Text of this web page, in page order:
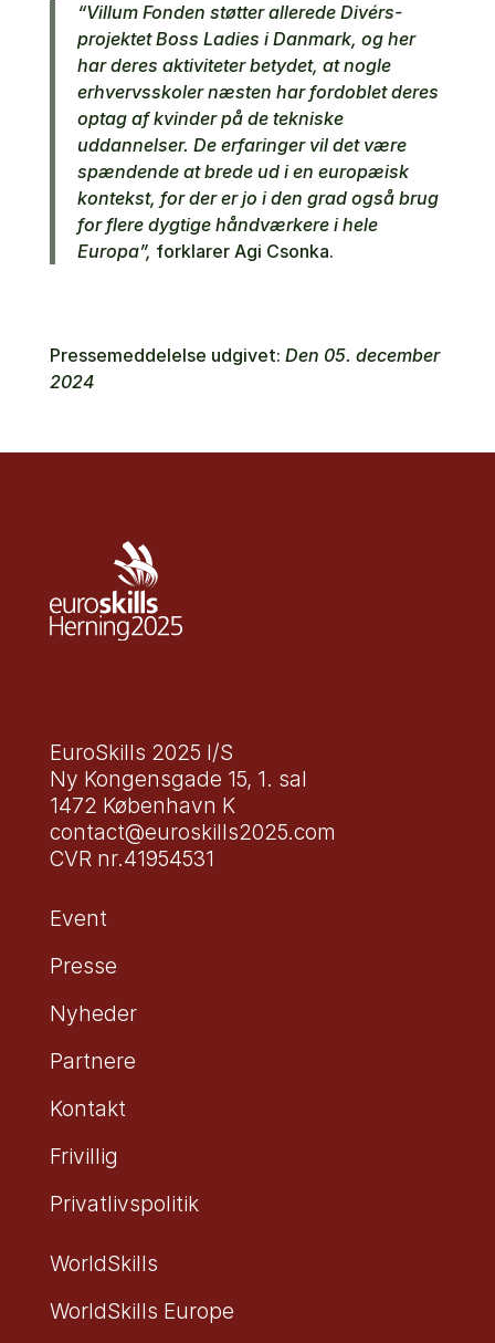
“Villum Fonden støtter allerede Divérs-
projektet Boss Ladies i Danmark, og her
har deres aktiviteter betydet, at nogle
erhvervsskoler næsten har fordoblet deres
optag af kvinder på de tekniske
uddannelser. De erfaringer vil det være
spændende at brede ud i en europæisk
kontekst, for der er jo i den grad også brug
for flere dygtige håndværkere i hele
Europa”, forklarer Agi Csonka.
Pressemeddelelse udgivet: Den 05. december
2024
EuroSkills 2025 I/S
Ny Kongensgade 15, 1. sal
1472 København K
contact@euroskills2025.com
CVR nr.41954531
Event
Presse
Nyheder
Partnere
Kontakt
Frivillig
Privatlivspolitik
WorldSkills
WorldSkills Europe